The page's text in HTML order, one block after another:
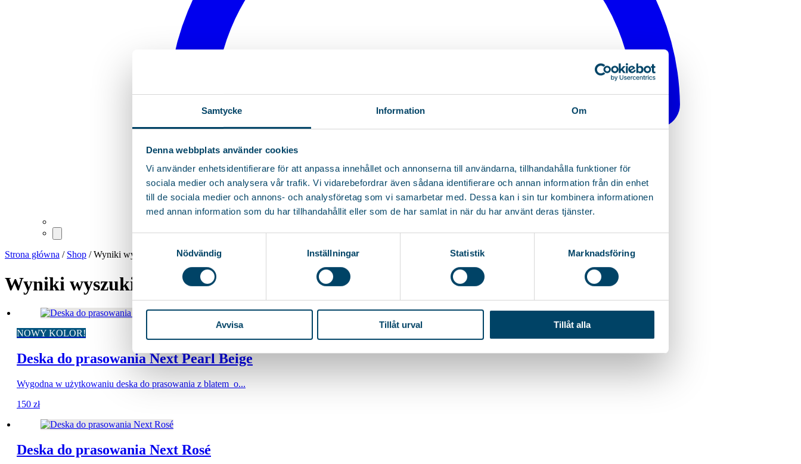
Samtycke Information Om
Denna webbplats använder cookies
Vi använder enhetsidentifierare för att anpassa innehållet och annonserna till användarna, tillhandahålla funktioner för
sociala medier och analysera vår trafik. Vi vidarebefordrar även sådana identifierare och annan information från din enhet
till de sociala medier och annons- och analysföretag som vi samarbetar med. Dessa kan i sin tur kombinera informationen
med annan information som du har tillhandahållit eller som de har samlat in när du har använt deras tjänster.
Nödvändig
Inställningar Statistik Marknadsföring
Avvisa Tillåt urval Tillåt alla
Strona główna / Shop / Wyniki wyszukiwania: „Next”
Wyniki wyszukiwania: „Next”
NOWY KOLOR!
Deska do prasowania Next Pearl Beige
Wygodna w użytkowaniu deska do prasowania z blatem o...
150 zł
Deska do prasowania Next Rosé